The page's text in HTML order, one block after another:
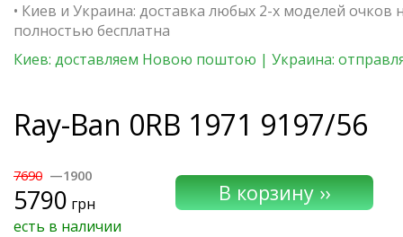
• Киев и Украина: доставка любых 2-х моделей очков
полностью бесплатна
Киев: доставляем Новою поштою | Украина:
Ray-Ban 0RB 1971 9197/56
7690 —1900
5790 грн
есть в наличии